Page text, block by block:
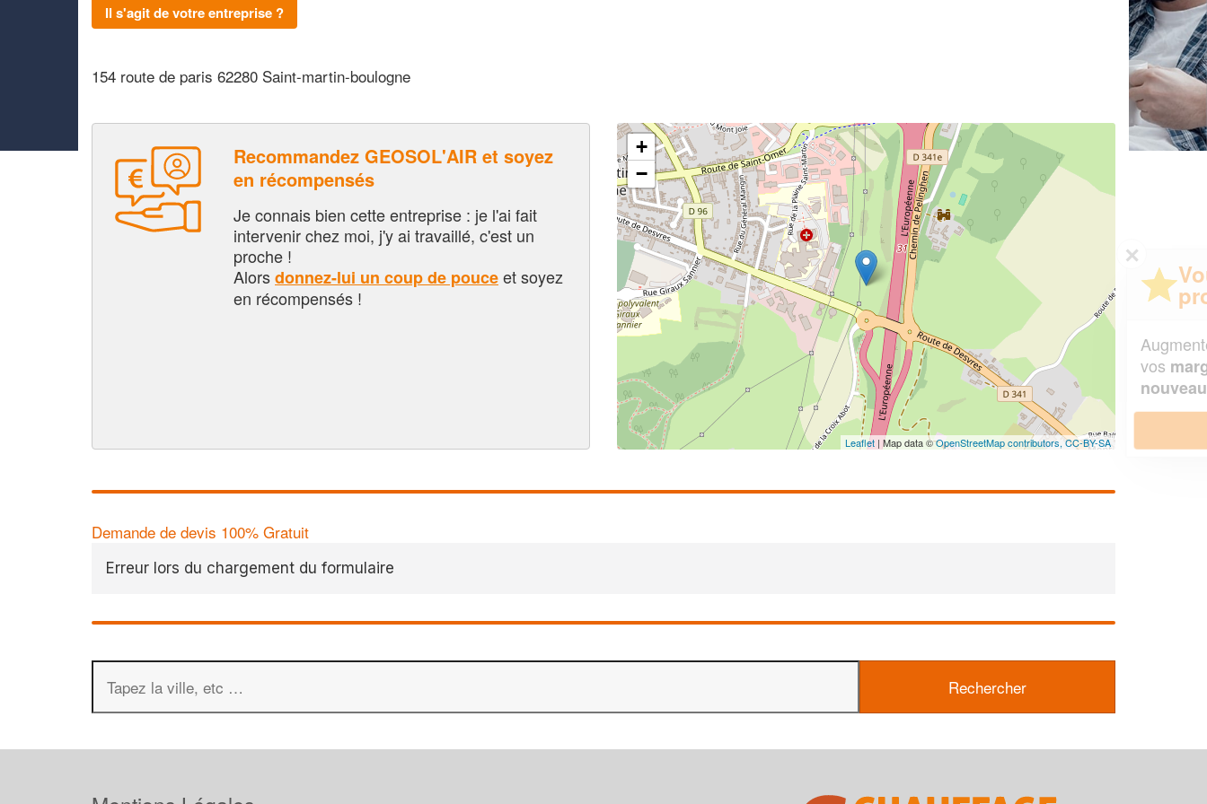
Il s'agit de votre entreprise ?
154 route de paris 62280 Saint-martin-boulogne
Recommandez GEOSOL'AIR et soyez
en récompensés
Je connais bien cette entreprise : je l'ai fait
intervenir chez moi, j'y ai travaillé, c'est un
proche !
Alorsdonnez-lui un coup de pouceet soyez
en récompensés !
+
−
Leaflet | Map data ©OpenStreetMap contributors,CC-BY-SA
Demande de devis 100% Gratuit
Erreur lors du chargement du formulaire
✕
Vous êtes un
professionnel ?
Augmentez votre chiffre d'affaireset
vos
margestout en gagnant de
nouveaux clients!
En savoir plus